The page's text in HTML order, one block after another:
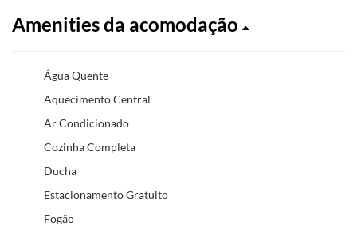
Amenities da acomodação
Água Quente
Aquecimento Central
Ar Condicionado
Cozinha Completa
Ducha
Estacionamento Gratuito
Fogão